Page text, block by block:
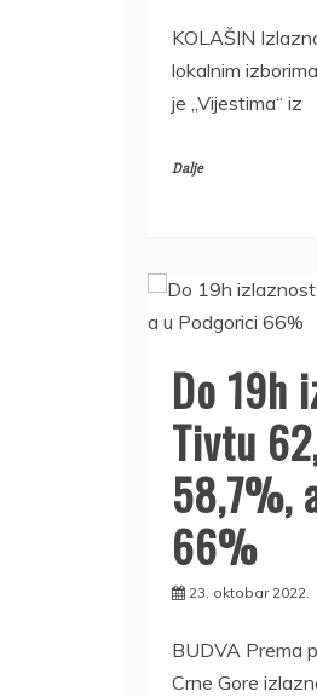
KOLAŠIN
lokalnim
je „Vijestima“ iz
Dalje
Do 19h
Tivtu
58,7%,
66%
23. oktobar 2022.
BUDVA Prema
Crne Gore